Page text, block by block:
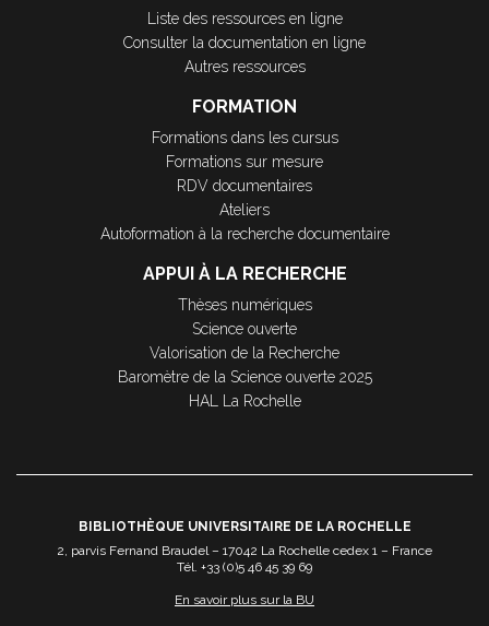
Liste des ressources en ligne
Consulter la documentation en ligne
Autres ressources
FORMATION
Formations dans les cursus
Formations sur mesure
RDV documentaires
Ateliers
Autoformation à la recherche documentaire
APPUI À LA RECHERCHE
Thèses numériques
Science ouverte
Valorisation de la Recherche
Baromètre de la Science ouverte 2025
HAL La Rochelle
BIBLIOTHÈQUE UNIVERSITAIRE DE LA ROCHELLE
2, parvis Fernand Braudel – 17042 La Rochelle cedex 1 – France
Tél. +33 (0)5 46 45 39 69
En savoir plus sur la BU